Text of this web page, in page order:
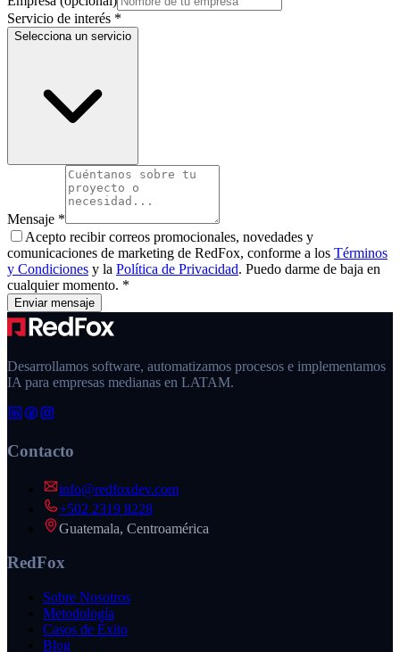
Servicio de interés *
Selecciona un servicio
Mensaje *
Acepto recibir correos promocionales, novedades y
comunicaciones de marketing de RedFox, conforme a los Términos
y Condiciones y la Política de Privacidad. Puedo darme de baja en
cualquier momento. *
Enviar mensaje
Desarrollamos software, automatizamos procesos e implementamos
IA para empresas medianas en LATAM.
Contacto
info@redfoxdev.com
+502 2319 8228
Guatemala, Centroamérica
RedFox
Sobre Nosotros
Metodología
Casos de Éxito
Blog